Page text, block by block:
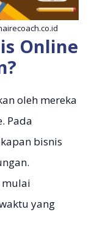
Online
oleh mereka
Pada
bisnis
mulai
yang